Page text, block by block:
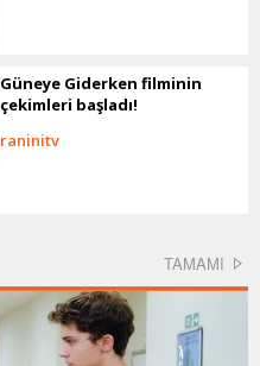
Güneye Giderken filminin
çekimleri başladı!
raninitv
TAMAMI